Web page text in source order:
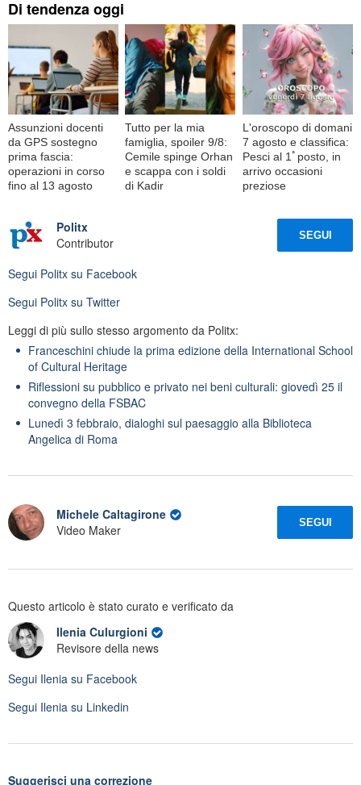
Di tendenza oggi
Assunzioni docenti
da GPS sostegno
prima fascia:
operazioni in corso
fino al 13 agosto
Tutto per la mia
famiglia, spoiler 9/8:
Cemile spinge Orhan
e scappa con i soldi
di Kadir
L'oroscopo di domani
7 agosto e classifica:
Pesci al 1ﾟposto, in
arrivo occasioni
preziose
Politx
Contributor
SEGUI
Segui Politx su Facebook
Segui Politx su Twitter
Leggi di più sullo stesso argomento da Politx:
Franceschini chiude la prima edizione della International School
of Cultural Heritage
Riflessioni su pubblico e privato nei beni culturali: giovedì 25 il
convegno della FSBAC
Lunedì 3 febbraio, dialoghi sul paesaggio alla Biblioteca
Angelica di Roma
Michele Caltagirone
Video Maker
SEGUI
Questo articolo è stato curato e verificato da
Ilenia Culurgioni
Revisore della news
Segui Ilenia su Facebook
Segui Ilenia su Linkedin
Suggerisci una correzione